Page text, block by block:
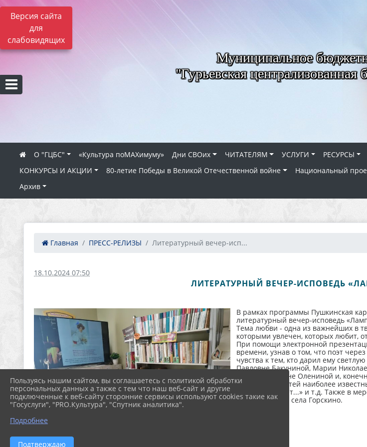
Версия сайта
для
слабовидящих
Муниципальное
"Гурьевская централизованная
О "ГЦБС" «Культура поMAXимуму» Дни СВОих ЧИТАТЕЛЯМ УСЛУГИ РЕСУРСЫ
КОНКУРСЫ И АКЦИИ
80‑летие Победы в Великой Отечественной войне Национальный
Архив
Главная ПРЕСС-РЕЛИЗЫ Литературный вечер-исп...
18.10.2024 07:50
ЛИТЕРАТУРНЫЙ ВЕЧЕР-ИСПОВЕДЬ
В рамках программы Пушкинская
литературный вечер-исповедь
Тема любви - одна из важнейших в
которыми увлечен, которых любит,
При помощи электронной
времени, узнав о том, что поэт
чувства к тем, кто дарил ему
Павловне Бакуниной, Марии
Анне Алексеевне Олениной и,
прочли для гостей наиболее
ещё быть может...» и т.д. Также в
Дома Культуры села Горскино.
Пользуясь нашим сайтом, вы соглашаетесь с политикой обработки
персональных данных а также с тем что наш веб-сайт и другие
подключенные к веб-сайту сторонние сервисы используют cookies такие как
"Госуслуги", "PRO.Культура", "Спутник аналитика".
Подробнее
Подтверждаю